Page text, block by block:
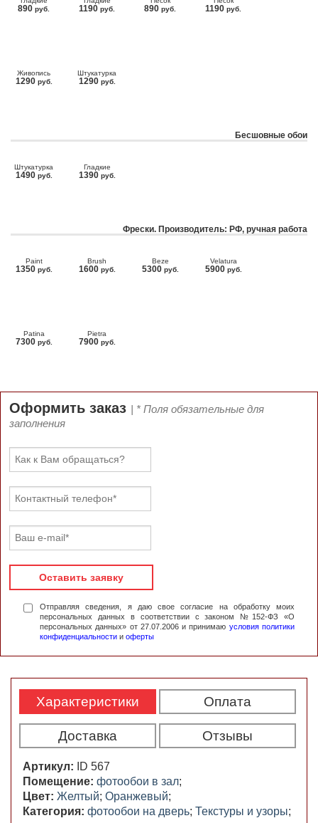
890 руб. 1190 руб. 890 руб. 1190 руб.
Живопись
1290 руб.
Штукатурка
1290 руб.
Бесшовные обои
Штукатурка
1490 руб.
Гладкие
1390 руб.
Фрески. Производитель: РФ, ручная работа
Paint
1350 руб.
Brush
1600 руб.
Beze
5300 руб.
Velatura
5900 руб.
Patina
7300 руб.
Pietra
7900 руб.
Оформить заказ | * Поля обязательные для
заполнения
Оставить заявку
Отправляя сведения, я даю свое согласие на обработку моих
персональных данных в соответствии с законом №152-ФЗ «О
персональных данных» от 27.07.2006 и принимаю условия политики
конфиденциальности и оферты
Характеристики Оплата
Доставка Отзывы
Артикул:
ID 567
Помещение: фотообои в зал;
Цвет: Желтый; Оранжевый;
Категория: фотообои на дверь; Текстуры и узоры;